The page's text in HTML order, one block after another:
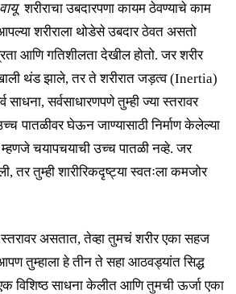
शरीराचा उबदारपणा कायम ठेवण्याचे काम
शरीराला थोडेसे उबदार ठेवत असतो
आणि गतिशीलता देखील होतो. जर शरीर
खाली थंड झाले,तरते शरीरातजड़त्व(Inertia)
साधना, सर्वसाधारणपणेतुम्हीज्यास्तरावर
पातळीवरघेऊन जाण्यासाठी निर्माण केलेल्या
म्हणजे चयापचयाचीउच्चपातळी नव्हे. जर
तरतुम्हीशारीरिकदृष्ट्या स्वतःलाकमजोर
असतात, तेव्हातुमचंशरीर एका सहज
तुम्हालाहे तीन ते सहा आठवड्यांतसिद्ध
विशिष्ठ साधना केलीत आणि तुमचीऊर्जाएका